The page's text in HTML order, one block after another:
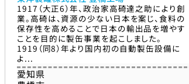
1917（大正6）年、政治家高碕達之助により創
業。高碕は、資源の少ない日本を案じ、食料の
保存性を高めることで日本の輸出品を増やす
ことを目的に製缶事業を起こしました。
1919（同8）年より国内初の自動製缶設備に
よ...
愛知県